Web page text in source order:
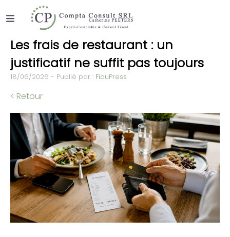
Les frais de restaurant : un
justificatif ne suffit pas toujours
18/06/2026 - Publié par : FiduPress
< Retour